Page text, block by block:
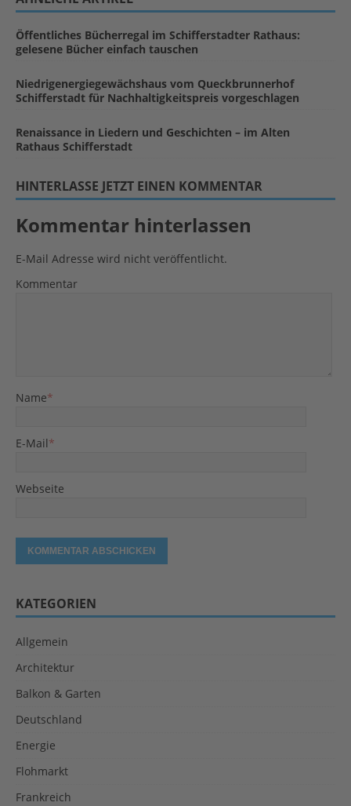
Öffentliches Bücherregal im Schifferstadter Rathaus:
gelesene Bücher einfach tauschen
Niedrigenergiegewächshaus vom Queckbrunnerhof
Schifferstadt für Nachhaltigkeitspreis vorgeschlagen
Renaissance in Liedern und Geschichten – im Alten
Rathaus Schifferstadt
HINTERLASSE JETZT EINEN KOMMENTAR
Kommentar hinterlassen
E-Mail Adresse wird nicht veröffentlicht.
Kommentar
Name*
E-Mail*
Webseite
KATEGORIEN
Allgemein
Architektur
Balkon & Garten
Deutschland
Energie
Flohmarkt
Frankreich